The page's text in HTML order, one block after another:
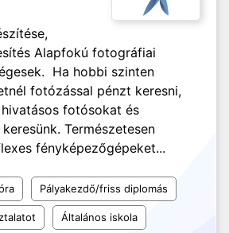
Alapfokú fotográfiai
Ha hobbi szinten
fotózással pénzt keresni,
fotósokat és
Természetesen
fényképezőgépeket...
Pályakezdő/friss diplomás
Általános iskola